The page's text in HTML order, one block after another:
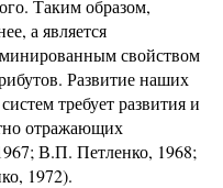
Таким образом,
а является
свойством
Развитие наших
требует развития и
отражающих
В.П. Петленко, 1968;
1972).